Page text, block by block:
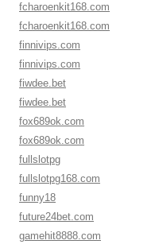
fcharoenkit168.com
fcharoenkit168.com
finnivips.com
finnivips.com
fiwdee.bet
fiwdee.bet
fox689ok.com
fox689ok.com
fullslotpg
fullslotpg168.com
funny18
future24bet.com
gamehit8888.com